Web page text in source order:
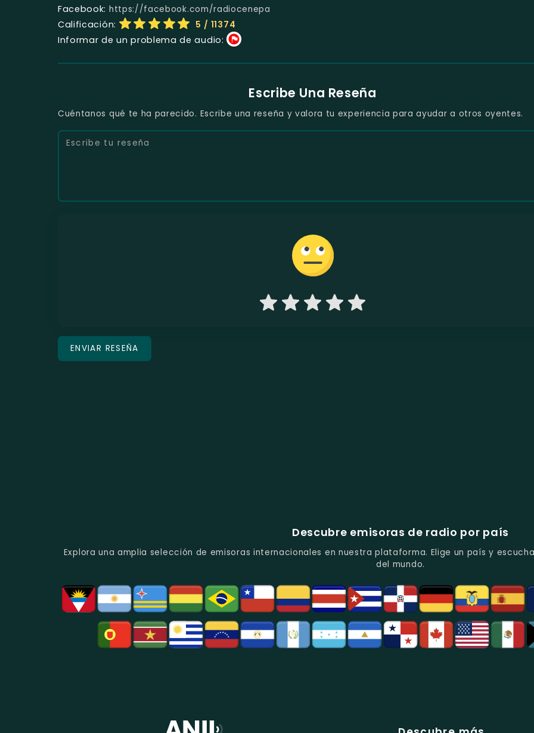
Facebook: https://facebook.com/radiocenepa
Calificación: 5 / 11374
Informar de un problema de audio:
Escribe Una Reseña
Cuéntanos qué te ha parecido. Escribe una reseña y valora tu experiencia para ayudar a otros oyentes.
Descubre emisoras de radio por país
Explora una amplia selección de emisoras internacionales en nuestra plataforma. Elige un país y
del mundo.